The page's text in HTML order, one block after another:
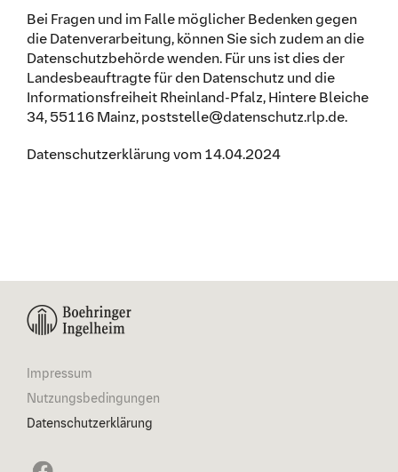
Bei Fragen und im Falle möglicher Bedenken gegen
die Datenverarbeitung, können Sie sich zudem an die
Datenschutzbehörde wenden. Für uns ist dies der
Landesbeauftragte für den Datenschutz und die
Informationsfreiheit Rheinland-Pfalz, Hintere Bleiche
34, 55116 Mainz, poststelle@datenschutz.rlp.de.
Datenschutzerklärung vom 14.04.2024
Impressum
Nutzungsbedingungen
Datenschutzerklärung